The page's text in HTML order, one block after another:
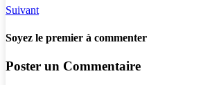
Suivant
Soyez le premier à commenter
Poster un Commentaire